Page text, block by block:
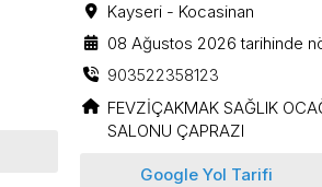
Kayseri - Kocasinan
08 Ağustos 2026 tarihinde
903522358123
FEVZİÇAKMAK SAĞLIK
SALONU ÇAPRAZI
Google Yol Tarifi